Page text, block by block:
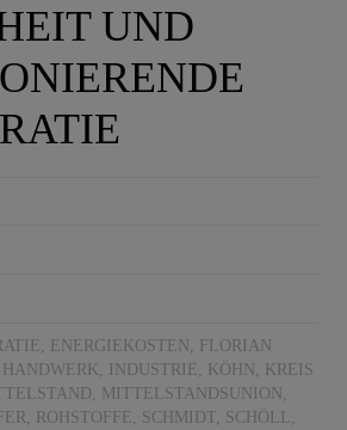
UND
, ENERGIEKOSTEN ,
FLORIAN
HANDWERK, INDUSTRIE, KÖHN ,
KREIS
, MITTELSTANDSUNION ,
, ROHSTOFFE, SCHMIDT, SCHÖLL,